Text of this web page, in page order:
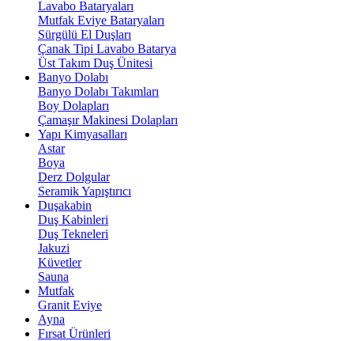
Lavabo Bataryaları
Mutfak Eviye Bataryaları
Sürgülü El Duşları
Çanak Tipi Lavabo Batarya
Üst Takım Duş Ünitesi
Banyo Dolabı
Banyo Dolabı Takımları
Boy Dolapları
Çamaşır Makinesi Dolapları
Yapı Kimyasalları
Astar
Boya
Derz Dolgular
Seramik Yapıştırıcı
Duşakabin
Duş Kabinleri
Duş Tekneleri
Jakuzi
Küvetler
Sauna
Mutfak
Granit Eviye
Ayna
Fırsat Ürünleri